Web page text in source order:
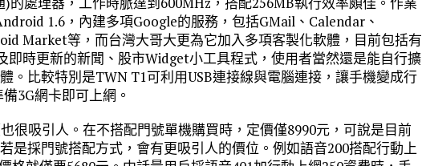
1.6，內建多項Google的服務，包括GMail、Calendar、
Market等，而台灣大哥大更為它加入多項客製化軟體，目前包括有
即時更新的新聞、股市Widget小工具程式，使用者當然還是能自行擴
。比較特別是TWN T1可利用USB連接線與電腦連接，讓手機變成行
3G網卡即可上網。
很吸引人。在不搭配門號單機購買時，定價僅8990元，可說是目前
是採門號搭配方式，會有更吸引人的價位。例如語音200搭配行動上